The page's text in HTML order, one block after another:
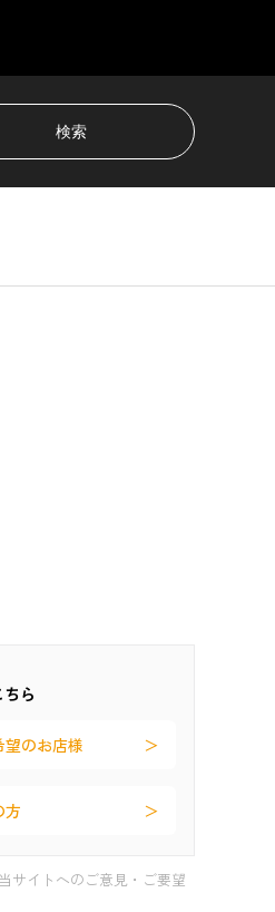
ら
のお店様
方
サイトへのご意見・ご要望